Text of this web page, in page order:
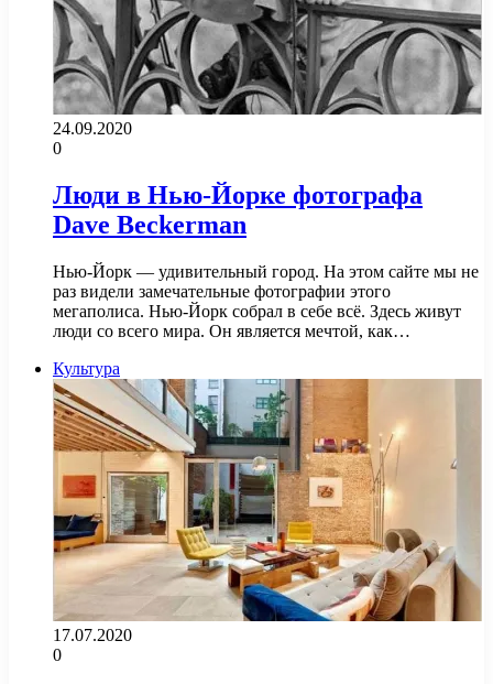
24.09.2020
0
Люди в Нью-Йорке фотографа
Dave Beckerman
Нью-Йорк — удивительный город. На этом сайте мы не
раз видели замечательные фотографии этого
мегаполиса. Нью-Йорк собрал в себе всё. Здесь живут
люди со всего мира. Он является мечтой, как…
Культура
17.07.2020
0